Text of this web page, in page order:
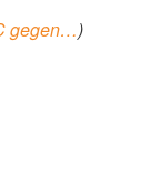
gegen…)